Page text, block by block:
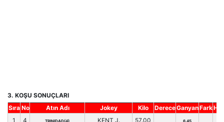
3. KOŞU SONUÇLARI
Sıra No Atın Adı Jokey Kilo DereceGanyanFark
1
4 TRINIDAD(4)
KENT J.
57.00 6,45